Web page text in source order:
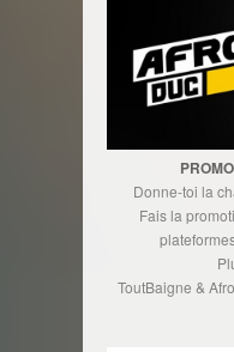
Donne-toi la
Fais la
ToutBaigne &